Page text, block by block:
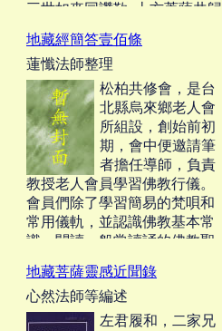
三世如來同讚歎 十方菩薩共歸
我今宿植善因緣 稱揚地藏真功
德
地藏經簡答壹佰條
蓮懺法師整理
松柏共修會，是台
北縣烏來鄉老人會
所組設，創始前初
期，會中便邀請筆
者擔任導師，負責
教授老人會員學習佛教行儀。
會員們除了學習簡易的梵唄和
常用儀軌，並認識佛教基本常
識，閱讀一般常讀誦的佛教聖
論集和講解常讀的聖經。‧‧‧
地藏菩薩靈感近聞錄
心然法師等編述
左君履和，二家兄